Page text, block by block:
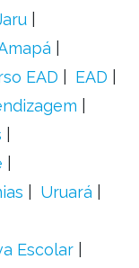
EAD
EAD
Uruará
Escolar